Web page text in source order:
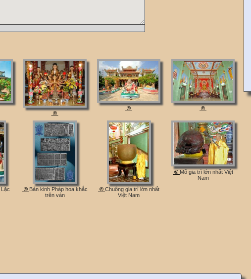
©
© ©
© Bản kinh Pháp hoa khắc
trên ván
© Chuông gia trì lớn nhất
Việt Nam
© Mõ gia trì lớn nhất Việt
Nam